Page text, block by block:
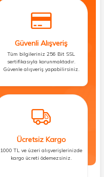
Güvenli Alışveriş
Tüm bilgileriniz 256 Bit SSL
sertifikasıyla korunmaktadır.
Güvenle alışveriş yapabilirsiniz.
Ücretsiz Kargo
1000 TL ve üzeri alışverişlerinizde
kargo ücreti ödemezsiniz.